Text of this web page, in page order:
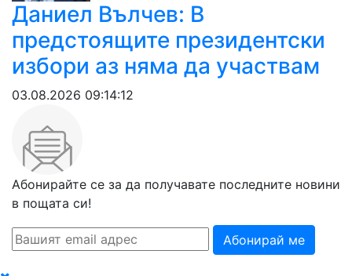
Даниел Вълчев: В
предстоящите президентски
избори аз няма да участвам
03.08.2026 09:14:12
Абонирайте се за да получавате последните новини
в пощата си!
Абонирай ме